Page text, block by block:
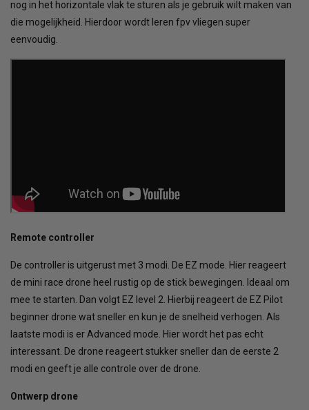
nog in het horizontale vlak te sturen als je gebruik wilt maken van
die mogelijkheid. Hierdoor wordt leren fpv vliegen super
eenvoudig.
Remote controller
De controller is uitgerust met 3 modi. De EZ mode. Hier reageert
de mini race drone heel rustig op de stick bewegingen. Ideaal om
mee te starten. Dan volgt EZ level 2. Hierbij reageert de EZ Pilot
beginner drone wat sneller en kun je de snelheid verhogen. Als
laatste modi is er Advanced mode. Hier wordt het pas echt
interessant. De drone reageert stukker sneller dan de eerste 2
modi en geeft je alle controle over de drone.
Ontwerp drone